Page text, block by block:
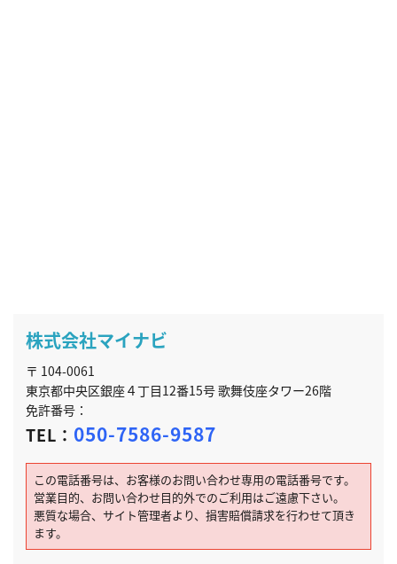
株式会社マイナビ
〒 104-0061
東京都中央区銀座４丁目12番15号 歌舞伎座タワー26階
免許番号：
TEL： 050-7586-9587
この電話番号は、お客様のお問い合わせ専用の電話番号です。
営業目的、お問い合わせ目的外でのご利用はご遠慮下さい。
悪質な場合、サイト管理者より、損害賠償請求を行わせて頂き
ます。